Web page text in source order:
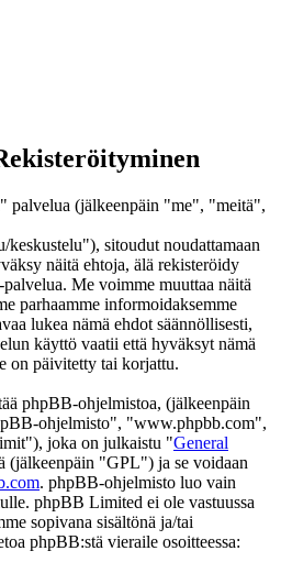
palvelua (jälkeenpäin "me", "meitä",
sitoudut noudattamaan
näitä ehtoja, älä rekisteröidy
Me voimme muuttaa näitä
parhaamme informoidaksemme
lukea nämä ehdot säännöllisesti,
käyttö vaatii että hyväksyt nämä
on päivitetty tai korjattu.
phpBB-ohjelmistoa, (jälkeenpäin
ohjelmisto", "www.phpbb.com",
joka on julkaistu "General
(jälkeenpäin "GPL") ja se voidaan
. phpBB-ohjelmisto luo vain
phpBB Limited ei ole vastuussa
sopivana sisältönä ja/tai
phpBB:stä vieraile osoitteessa: